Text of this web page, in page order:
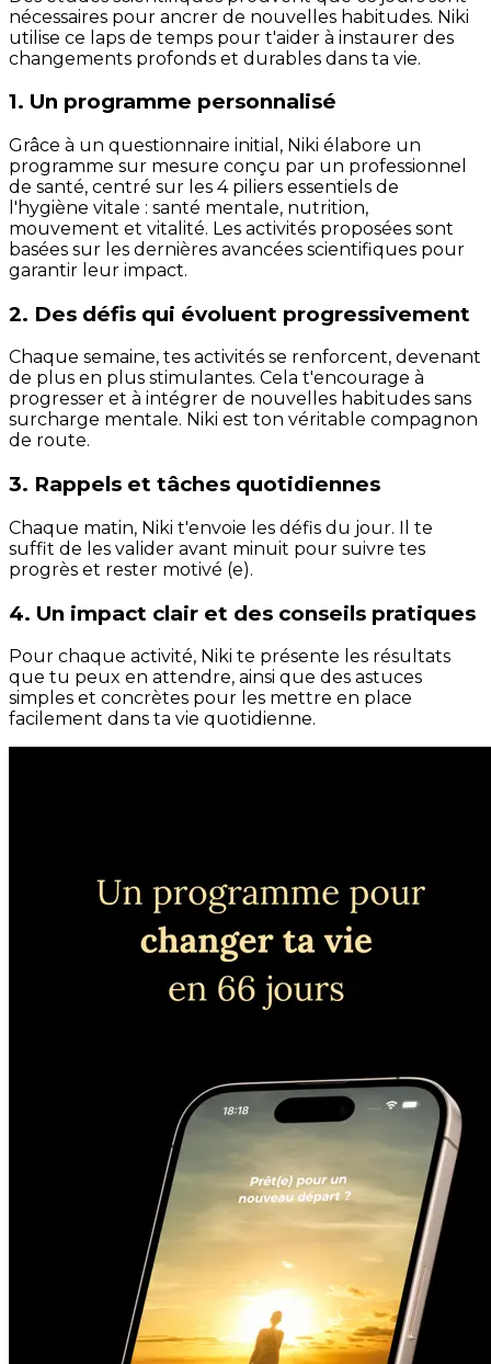
nécessaires pour ancrer de nouvelles habitudes. Niki
utilise ce laps de temps pour t'aider à instaurer des
changements profonds et durables dans ta vie.
1. Un programme personnalisé
Grâce à un questionnaire initial, Niki élabore un
programme sur mesure conçu par un professionnel
de santé, centré sur les 4 piliers essentiels de
l'hygiène vitale : santé mentale, nutrition,
mouvement et vitalité. Les activités proposées sont
basées sur les dernières avancées scientifiques pour
garantir leur impact.
2. Des défis qui évoluent progressivement
Chaque semaine, tes activités se renforcent, devenant
de plus en plus stimulantes. Cela t'encourage à
progresser et à intégrer de nouvelles habitudes sans
surcharge mentale. Niki est ton véritable compagnon
de route.
3. Rappels et tâches quotidiennes
Chaque matin, Niki t'envoie les défis du jour. Il te
suffit de les valider avant minuit pour suivre tes
progrès et rester motivé (e).
4. Un impact clair et des conseils pratiques
Pour chaque activité, Niki te présente les résultats
que tu peux en attendre, ainsi que des astuces
simples et concrètes pour les mettre en place
facilement dans ta vie quotidienne.